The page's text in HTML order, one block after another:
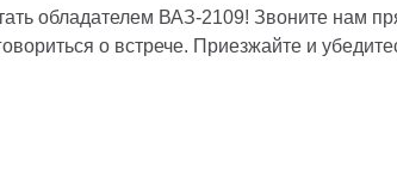
обладателем ВАЗ-2109! Звоните нам
о встрече. Приезжайте и